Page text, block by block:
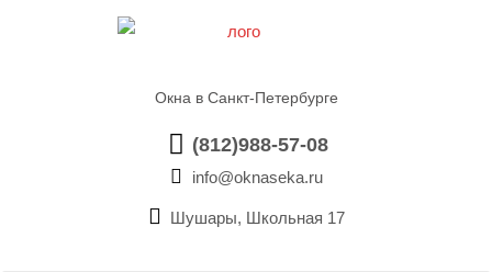
Окна в Санкт-Петербурге
(812)988-57-08
info@oknaseka.ru
Шушары, Школьная 17